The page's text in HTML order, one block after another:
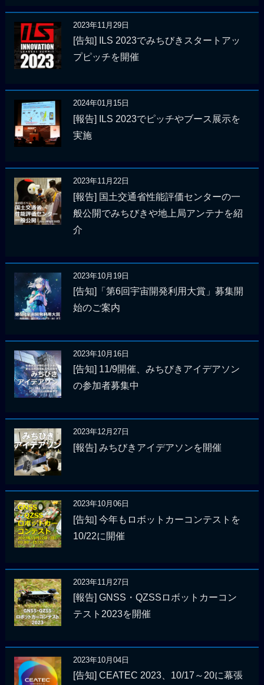
2023年11月29日
[告知] ILS 2023でみちびきスタートアッ
プピッチを開催
2024年01月15日
[報告] ILS 2023でピッチやブース展示を
実施
2023年11月22日
[報告] 国土交通省性能評価センターの一
般公開でみちびきや地上局アンテナを紹
介
2023年10月19日
[告知]「第6回宇宙開発利用大賞」募集開
始のご案内
2023年10月16日
[告知] 11/9開催、みちびきアイデアソン
の参加者募集中
2023年12月27日
[報告] みちびきアイデアソンを開催
2023年10月06日
[告知] 今年もロボットカーコンテストを
10/22に開催
2023年11月27日
[報告] GNSS・QZSSロボットカーコン
テスト2023を開催
2023年10月04日
[告知] CEATEC 2023、10/17～20に幕張